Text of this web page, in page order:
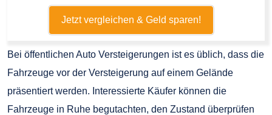
Jetzt vergleichen & Geld sparen!
Bei öffentlichen Auto Versteigerungen ist es üblich, dass die
Fahrzeuge vor der Versteigerung auf einem Gelände
präsentiert werden. Interessierte Käufer können die
Fahrzeuge in Ruhe begutachten, den Zustand überprüfen